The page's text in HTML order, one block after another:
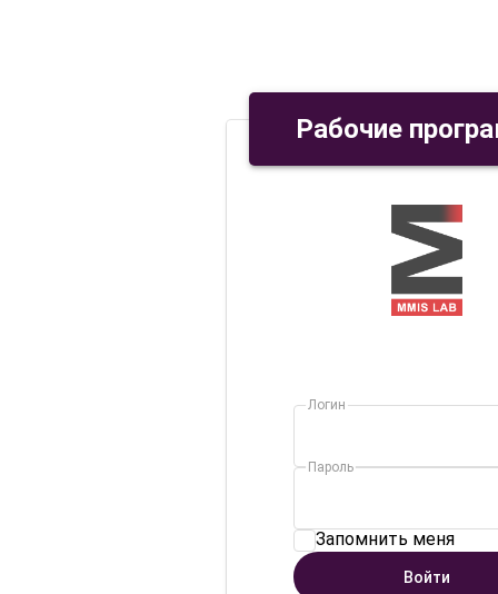
Рабочие
Логин
Пароль
Запомнить меня
Войти